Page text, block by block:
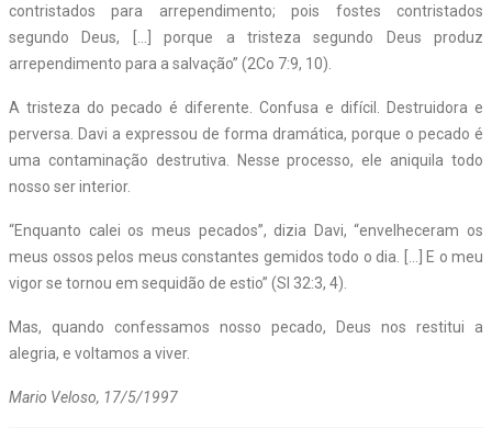
contristados para arrependimento; pois fostes contristados
segundo Deus, […] porque a tristeza segundo Deus produz
arrependimento para a salvação” (2Co 7:9, 10).
A tristeza do pecado é diferente. Confusa e difícil. Destruidora e
perversa. Davi a expressou de forma dramática, porque o pecado é
uma contaminação destrutiva. Nesse processo, ele aniquila todo
nosso ser interior.
“Enquanto calei os meus pecados”, dizia Davi, “envelheceram os
meus ossos pelos meus constantes gemidos todo o dia. […] E o meu
vigor se tornou em sequidão de estio” (Sl 32:3, 4).
Mas, quando confessamos nosso pecado, Deus nos restitui a
alegria, e voltamos a viver.
Mario Veloso, 17/5/1997